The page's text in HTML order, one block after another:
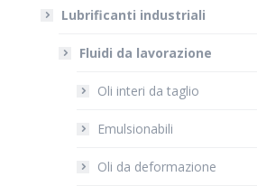
Lubrificanti industriali
Fluidi da lavorazione
Oli interi da taglio
Emulsionabili
Oli da deformazione